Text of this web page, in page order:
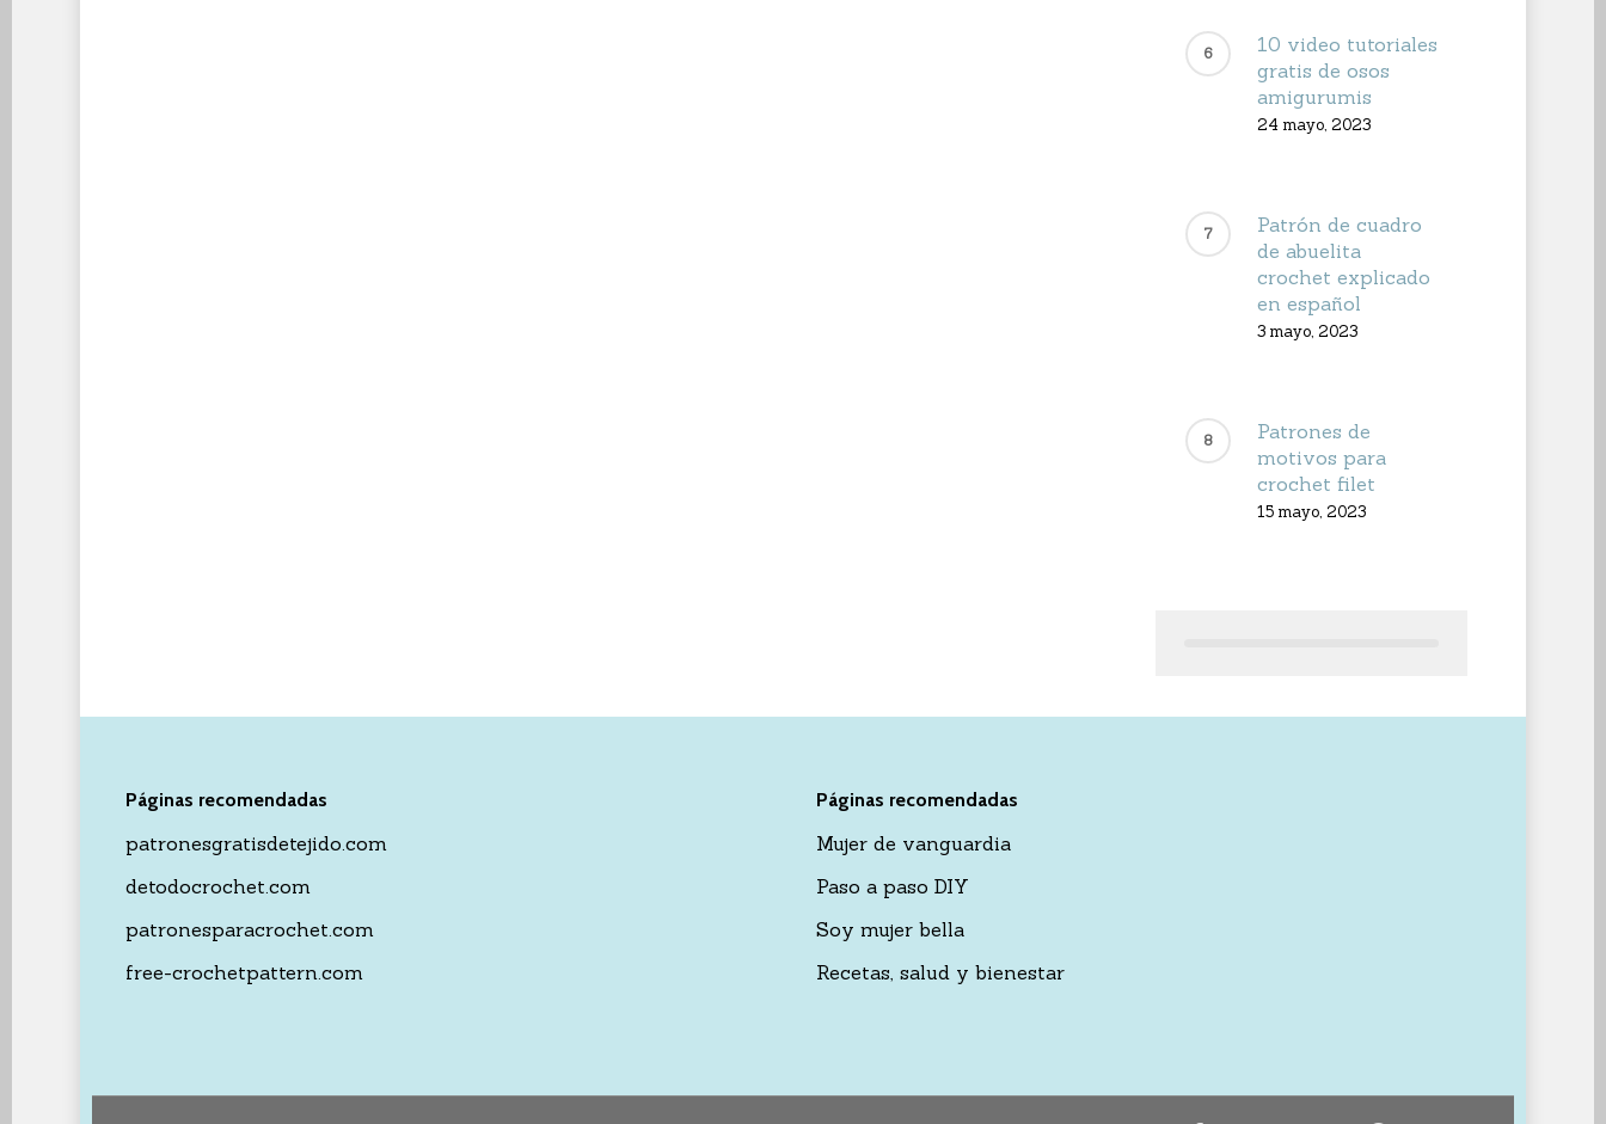
10 video tutoriales
gratis de osos
amigurumis
24 mayo, 2023
Patrón de cuadro
de abuelita
crochet explicado
en español
3 mayo, 2023
Patrones de
motivos para
crochet filet
15 mayo, 2023
Páginas recomendadas
patronesgratisdetejido.com
detodocrochet.com
patronesparacrochet.com
free-crochetpattern.com
Páginas recomendadas
Mujer de vanguardia
Paso a paso DIY
Soy mujer bella
Recetas, salud y bienestar